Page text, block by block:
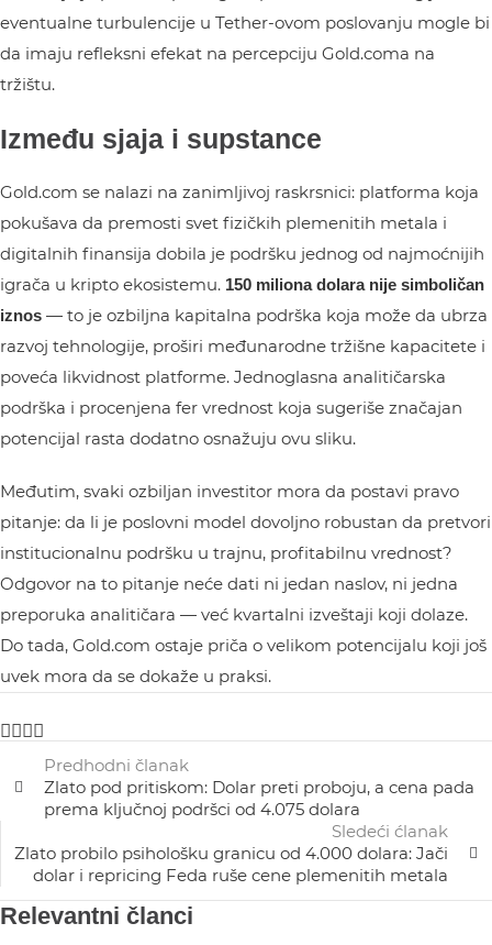
eventualne turbulencije u Tether-ovom poslovanju mogle bi
da imaju refleksni efekat na percepciju Gold.coma na
tržištu.
Između sjaja i supstance
Gold.com se nalazi na zanimljivoj raskrsnici: platforma koja
pokušava da premosti svet fizičkih plemenitih metala i
digitalnih finansija dobila je podršku jednog od najmoćnijih
igrača u kripto ekosistemu. 150 miliona dolara nije simboličan
iznos — to je ozbiljna kapitalna podrška koja može da ubrza
razvoj tehnologije, proširi međunarodne tržišne kapacitete i
poveća likvidnost platforme. Jednoglasna analitičarska
podrška i procenjena fer vrednost koja sugeriše značajan
potencijal rasta dodatno osnažuju ovu sliku.
Međutim, svaki ozbiljan investitor mora da postavi pravo
pitanje: da li je poslovni model dovoljno robustan da pretvori
institucionalnu podršku u trajnu, profitabilnu vrednost?
Odgovor na to pitanje neće dati ni jedan naslov, ni jedna
preporuka analitičara — već kvartalni izveštaji koji dolaze.
Do tada, Gold.com ostaje priča o velikom potencijalu koji još
uvek mora da se dokaže u praksi.
Predhodni članak
Zlato pod pritiskom: Dolar preti proboju, a cena pada
prema ključnoj podršci od 4.075 dolara
Sledeći ćlanak
Zlato probilo psihološku granicu od 4.000 dolara: Jači
dolar i repricing Feda ruše cene plemenitih metala
Relevantni članci